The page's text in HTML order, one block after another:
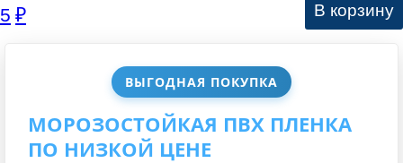
ВЫГОДНАЯ ПОКУПКА
МОРОЗОСТОЙКАЯ ПВХ ПЛЕНКА
ПО НИЗКОЙ ЦЕНЕ
5 ₽ В корзину